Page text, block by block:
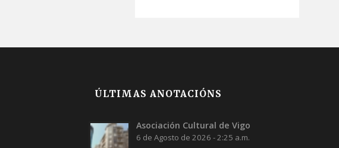
ÚLTIMAS ANOTACIÓNS
Asociación Cultural de Vigo
6 de Agosto de 2026 - 2:25 a.m.